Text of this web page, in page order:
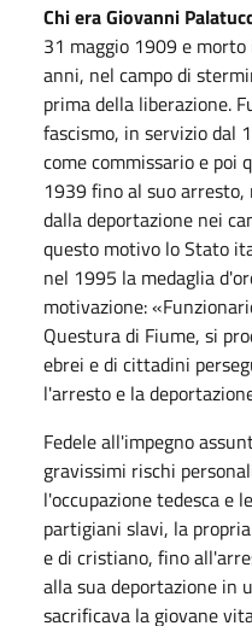
Chi era Giovanni
31 maggio 1909 e
anni, nel campo di
prima della liberazione.
fascismo, in servizio dal
come commissario e poi
1939 fino al suo
dalla deportazione nei
questo motivo lo Stato
nel 1995 la medaglia
motivazione:
Questura di Fiume, si
ebrei e di cittadini
l'arresto e la
Fedele all'impegno
gravissimi rischi
l'occupazione tedesca e
partigiani slavi, la
e di cristiano, fino
alla sua deportazione in
sacrificava la giovane